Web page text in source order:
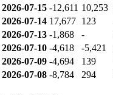
2026-07-15 -12,611 10,253
2026-07-14 17,677 123
2026-07-13 -1,868 -
2026-07-10 -4,618 -5,421
2026-07-09 -4,694 139
2026-07-08 -8,784 294